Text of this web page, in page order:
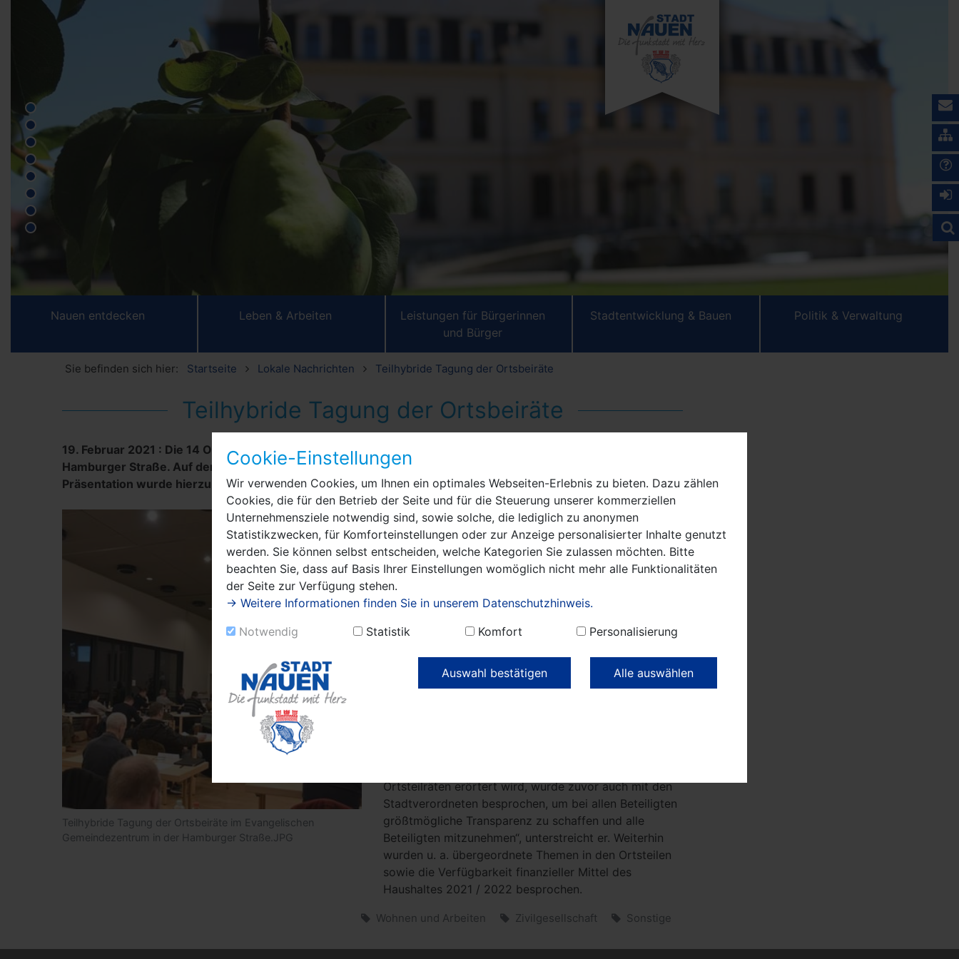
Cookie-Einstellungen
Wir verwenden Cookies, um Ihnen ein optimales Webseiten-Erlebnis zu bieten. Dazu zählen
Cookies, die für den Betrieb der Seite und für die Steuerung unserer kommerziellen
Unternehmensziele notwendig sind, sowie solche, die lediglich zu anonymen
Statistikzwecken, für Komforteinstellungen oder zur Anzeige personalisierter Inhalte genutzt
werden. Sie können selbst entscheiden, welche Kategorien Sie zulassen möchten. Bitte
beachten Sie, dass auf Basis Ihrer Einstellungen womöglich nicht mehr alle Funktionalitäten
der Seite zur Verfügung stehen.
→ Weitere Informationen finden Sie in unserem Datenschutzhinweis.
Notwendig
Statistik Komfort Personalisierung
Auswahl bestätigen Alle auswählen
Nauen entdecken Leben & Arbeiten
Leistungen für Bürgerinnen
und Bürger
Stadtentwicklung & Bauen Politik & Verwaltung
Sie befinden sich hier: Startseite Lokale Nachrichten Teilhybride Tagung der Ortsbeiräte
Teilhybride Tagung der Ortsbeiräte
19. Februar 2021 : Die 14 Ortsbeiräte trafen sich diese Woche im Evangelischen Gemeindezentrum in der
Hamburger Straße. Auf der Agenda stand auch das Thema der zukünftigen Windkraftnutzung. In einer
Präsentation wurde hierzu die Änderung des Flächennutzungsplans (FNP) vorgestellt.
Teilhybride Tagung der Ortsbeiräte im Evangelischen
Gemeindezentrum in der Hamburger Straße.JPG
„Das Treffen aller Ortsbeiräte fand diesmal in einem
teilhybriden Format in „großen Runde“ statt, um u. a.
die Thematik Repowering näher zu erläutern.“, sagte
Bügermeister Manuel Meger (LWN) zur Eröffnung der
Veranstaltung, die von der Ortsteilbeauftragten Ellen
Mahler co-moderiert wurde. Auch die Vorsteller sowie
teilhybriden Veranstaltung digital zugeschalten.
„Zukünftig ist geplant, anstelle der derzeit knapp 100
Anlagen nur noch 37 Anlagen in Nauen zu betreiben,
Ortsteilräten erörtert wird, wurde zuvor auch mit den
Stadtverordneten besprochen, um bei allen Beteiligten
größtmögliche Transparenz zu schaffen und alle
Beteiligten mitzunehmen“, unterstreicht er. Weiterhin
wurden u. a. übergeordnete Themen in den Ortsteilen
sowie die Verfügbarkeit finanzieller Mittel des
Haushaltes 2021 / 2022 besprochen.
Wohnen und Arbeiten Zivilgesellschaft Sonstige